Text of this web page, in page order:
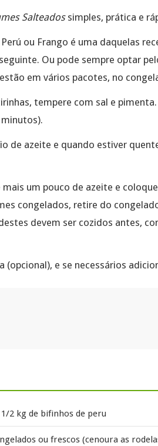
Salteadossimples, prática e
ou Frango é uma daquelas
Ou pode sempre optar
em vários pacotes, no
tempere com sal e
de azeite e quando estiver
um pouco de azeite e
congelados, retire do
devem ser cozidos antes,
(opcional), e se necessários
2 kg de bifinhos de peru
ou frescos (cenoura as